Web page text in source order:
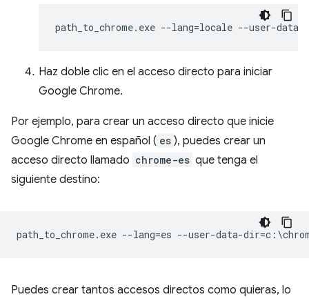
Haz doble clic en el acceso directo para iniciar
Google Chrome.
Por ejemplo, para crear un acceso directo que inicie
Google Chrome en español ( es ), puedes crear un
acceso directo llamado chrome-es que tenga el
siguiente destino:
Puedes crear tantos accesos directos como quieras, lo